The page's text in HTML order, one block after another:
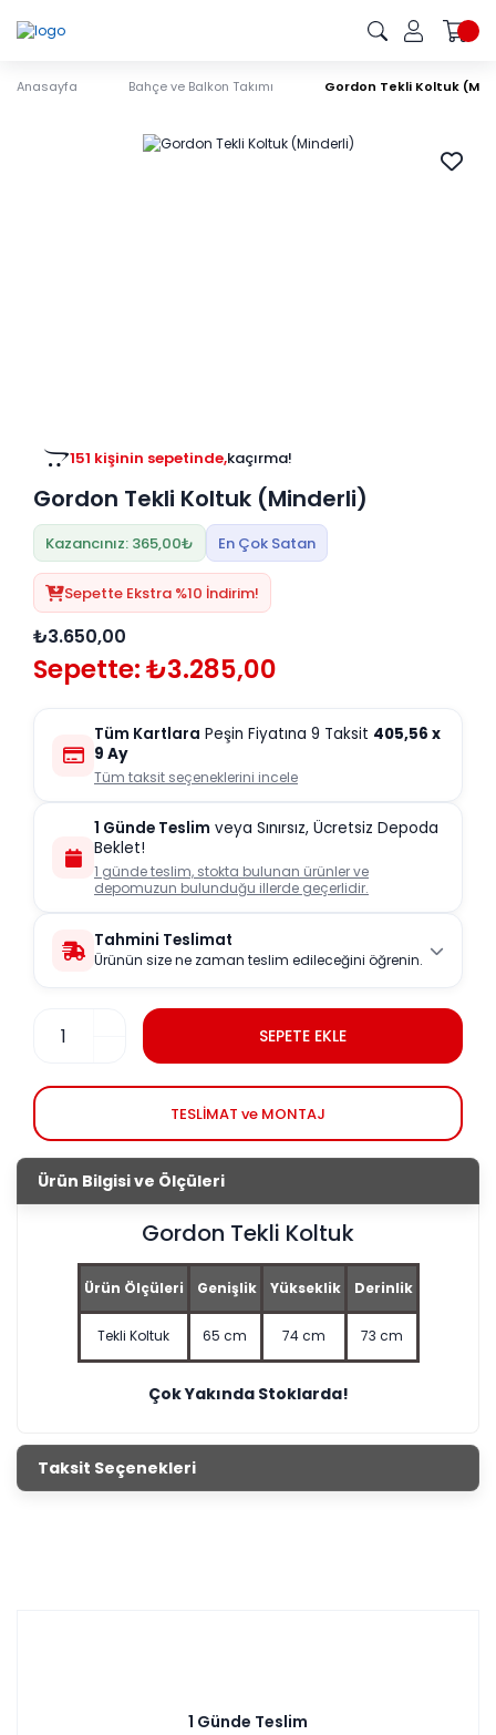
Anasayfa Bahçe ve Balkon Takımı Gordon Tekli Koltuk
151 kişinin sepetinde,kaçırma!
Gordon Tekli Koltuk (Minderli)
Kazancınız: 365,00₺ En Çok Satan
Sepette Ekstra %10 İndirim!
₺3.650,00
Sepette: ₺3.285,00
Tüm Kartlara Peşin Fiyatına 9 Taksit 405,56 x
9 Ay
Tüm taksit seçeneklerini incele
1 Günde Teslim veya Sınırsız, Ücretsiz Depoda
Beklet!
1 günde teslim, stokta bulunan ürünler ve
depomuzun bulunduğu illerde geçerlidir.
Tahmini Teslimat
Ürünün size ne zaman teslim edileceğini öğrenin.
SEPETE EKLE
TESLİMAT ve MONTAJ
Ürün Bilgisi ve Ölçüleri
Gordon Tekli Koltuk
Ürün Ölçüleri Genişlik Yükseklik Derinlik
Tekli Koltuk 65 cm 74 cm 73 cm
Çok Yakında Stoklarda!
Taksit Seçenekleri
1 Günde Teslim